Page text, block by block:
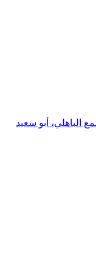
الباهلي، أبو سعيد